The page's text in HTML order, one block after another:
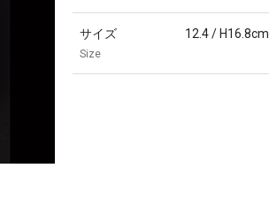
サイズ
Size
12.4 / H16.8cm